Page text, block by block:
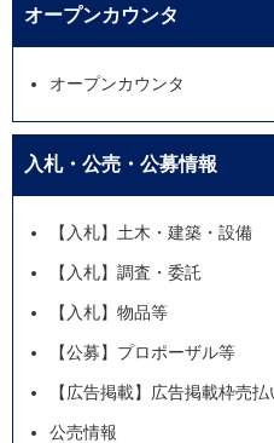
オープンカウンタ
オープンカウンタ
入札・公売・公募情報
【入札】土木・建築・設備
【入札】調査・委託
【入札】物品等
【公募】プロポーザル等
【広告掲載】広告掲載枠売払
公売情報